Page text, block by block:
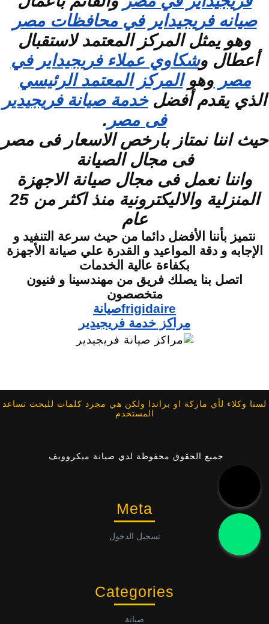
صيانه فريجيداير في محافظات مصر
وهو يمثل المركز المعتمد لاستقبال
أعطال وشكاوي عملاء فريجيداير في
مصروهوالمركز المعتمد الرئيسي
الذي يقدم أفضلخدمة صيانة فريجيدير
فى مصر .
حيث اننا نمتاز بارخص الاسعار فى مصر
فى مجال الصيانة
واننا نعمل فى مجال صيانة الاجهزة
المنزلية والاليكترونية منذ اكثر من 25
عام
نتميز بأننا الأفضل دائما من حيث سرعة التنفيد و
الإجابه و دقة المواعيد و القدرة علي صيانة الأجهزة
بكفاءة عالية الخدمات
اتصل بنا يصلك فريق من مهندسينا و فنيون
متخصصون
frigidaireصيانة
مراكز خدمة فريجيدير
لسنا وكلاء لأي ماركة او براندا ولكن هي مجرد كلمات للبحث تساعد
المستخدم
جميع الحقوق محفوظة لدي صيانة ميكروويف
Meta
تسجيل الدخول
Categories
صيانة